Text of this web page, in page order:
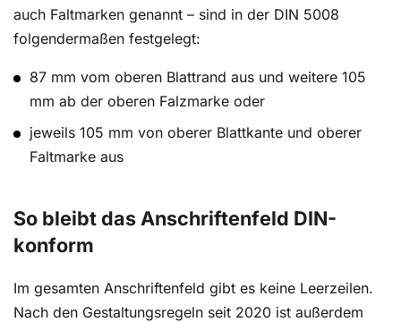
auch Faltmarken genannt – sind in der DIN 5008
folgendermaßen festgelegt:
87 mm vom oberen Blattrand aus und weitere 105
mm ab der oberen Falzmarke oder
jeweils 105 mm von oberer Blattkante und oberer
Faltmarke aus
So bleibt das Anschriftenfeld DIN-
konform
Im gesamten Anschriftenfeld gibt es keine Leerzeilen.
Nach den Gestaltungsregeln seit 2020 ist außerdem